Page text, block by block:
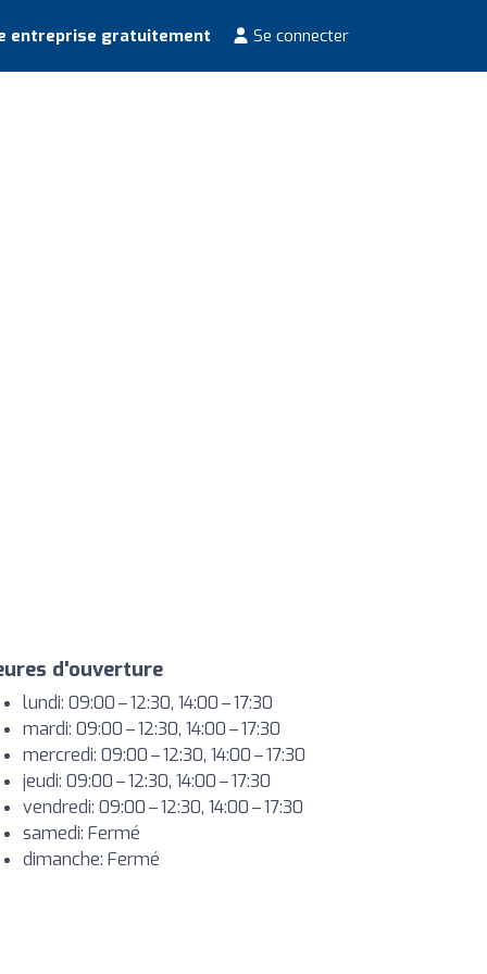
entreprise gratuitement Se connecter
d'ouverture
lundi: 09:00 – 12:30, 14:00 – 17:30
mardi: 09:00 – 12:30, 14:00 – 17:30
mercredi: 09:00 – 12:30, 14:00 – 17:30
jeudi: 09:00 – 12:30, 14:00 – 17:30
vendredi: 09:00 – 12:30, 14:00 – 17:30
samedi: Fermé
dimanche: Fermé